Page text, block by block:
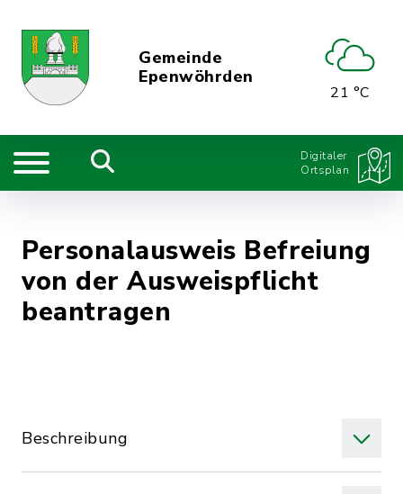
Gemeinde
Epenwöhrden
21 °C
Digitaler
Ortsplan
Personalausweis Befreiung
von der Ausweispflicht
beantragen
Beschreibung